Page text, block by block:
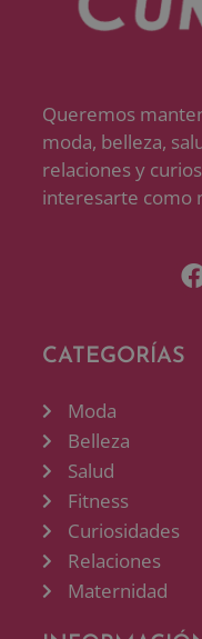
Queremos
moda, belleza,
relaciones y
interesarte como
CATEGORÍAS
Moda
Belleza
Salud
Fitness
Curiosidades
Relaciones
Maternidad